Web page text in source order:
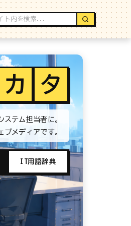
カ タ
ステム担当者に。
メディアです。
IT用語辞典